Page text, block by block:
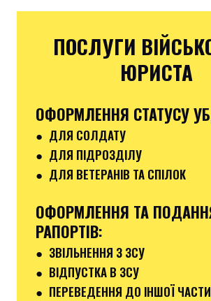
ПОСЛУГИ
ЮРИСТА
ОФОРМЛЕННЯ СТАТУСУ
● ДЛЯ СОЛДАТУ
● ДЛЯ ПІДРОЗДІЛУ
● ДЛЯ ВЕТЕРАНІВ ТА СПІЛОК
ОФОРМЛЕННЯ ТА
РАПОРТІВ:
● ЗВІЛЬНЕННЯ З ЗСУ
● ВІДПУСТКА В ЗСУ
● ПЕРЕВЕДЕННЯ ДО ІНШОЇ